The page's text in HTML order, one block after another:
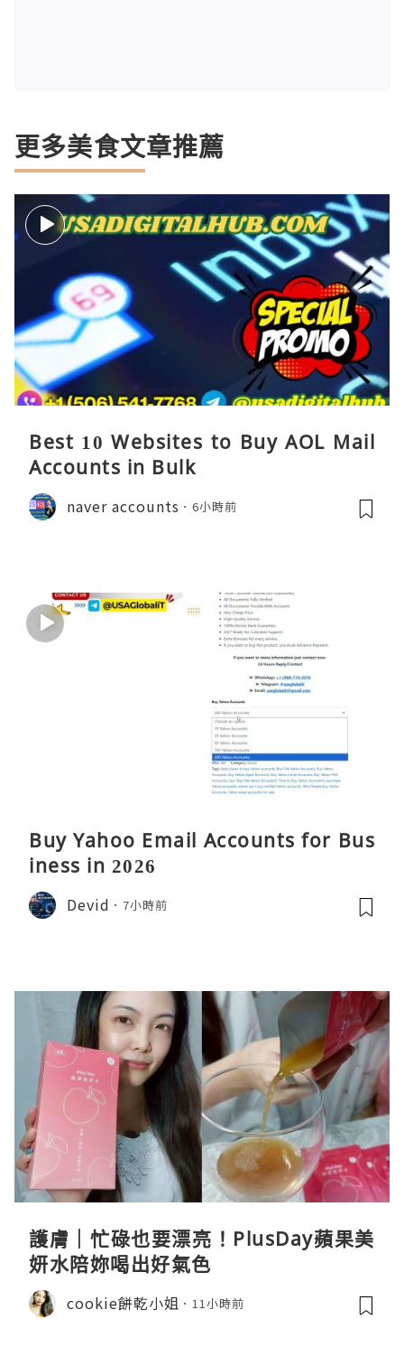
更多美食文章推薦
Best 10 Websites to Buy AOL Mail
Accounts in Bulk
naver accounts 6小時前
Buy Yahoo Email Accounts for Bus
iness in 2026
Devid 7小時前
護膚｜忙碌也要漂亮！PlusDay蘋果美
妍水陪妳喝出好氣色
cookie餅乾小姐 11小時前